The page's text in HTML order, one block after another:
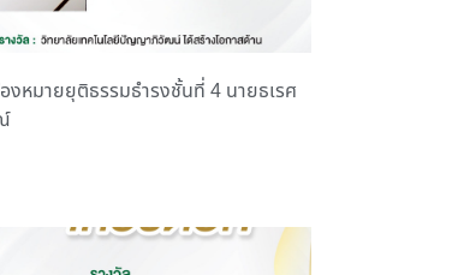
องหมายยุติธรรมธำรงชั้นที่ 4 นายธเรศ